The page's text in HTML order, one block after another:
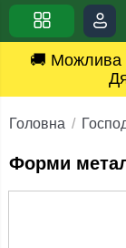
🚚 Можлива
Головна
Форми